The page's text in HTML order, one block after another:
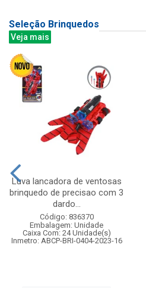
Seleção Brinquedos
Veja mais
Luva lancadora de ventosas
brinquedo de precisao com 3
dardo...
Código: 836370
Embalagem: Unidade
Caixa Com: 24 Unidade(s)
Inmetro: ABCP-BRI-0404-2023-16